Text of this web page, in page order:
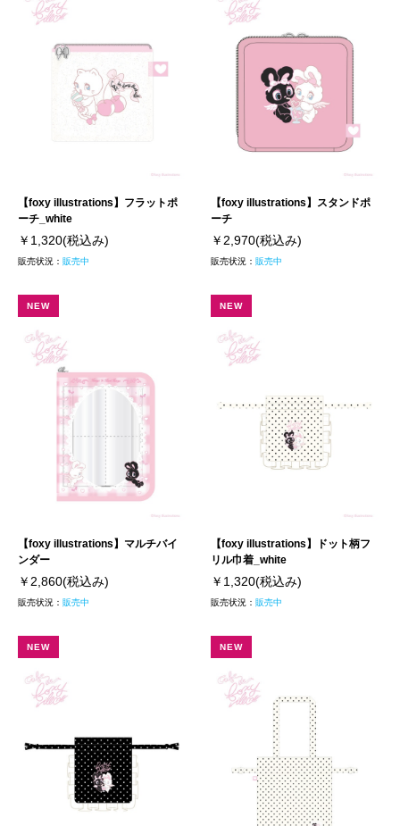
【foxy illustrations】フラットポ
ーチ_white
￥1,320(税込み)
販売状況： 販売中
【foxy illustrations】スタンドポ
ーチ
￥2,970(税込み)
販売状況：販売中
NEW
【foxy illustrations】マルチバイ
ンダー
￥2,860(税込み)
販売状況： 販売中
NEW
【foxy illustrations】ドット柄フ
リル巾着_white
￥1,320(税込み)
販売状況：販売中
NEW NEW